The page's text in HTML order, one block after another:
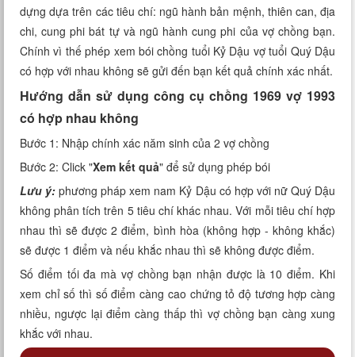
Xem tuổi
Xem bói
Tướng số
Cung hoàng đạo
dựng dựa trên các tiêu chí: ngũ hành bản mệnh, thiên can, địa
chi, cung phi bát tự và ngũ hành cung phi của vợ chồng bạn.
Chính vì thế phép xem bói chồng tuổi Kỷ Dậu vợ tuổi Quý Dậu
có hợp với nhau không sẽ gửi đến bạn kết quả chính xác nhất.
Hướng dẫn sử dụng công cụ chồng 1969 vợ 1993
có hợp nhau không
Bước 1: Nhập chính xác năm sinh của 2 vợ chồng
Bước 2: Click "Xem kết quả" để sử dụng phép bói
Lưu ý: phương pháp xem nam Kỷ Dậu có hợp với nữ Quý Dậu
không phân tích trên 5 tiêu chí khác nhau. Với mỗi tiêu chí hợp
nhau thì sẽ được 2 điểm, bình hòa (không hợp - không khắc)
sẽ được 1 điểm và nếu khắc nhau thì sẽ không được điểm.
Số điểm tối đa mà vợ chồng bạn nhận được là 10 điểm. Khi
xem chỉ số thì số điểm càng cao chứng tỏ độ tương hợp càng
nhiều, ngược lại điểm càng thấp thì vợ chồng bạn càng xung
khắc với nhau.